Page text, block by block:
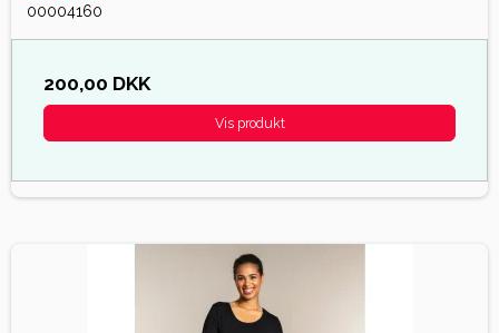
00004160
200,00 DKK
Vis produkt